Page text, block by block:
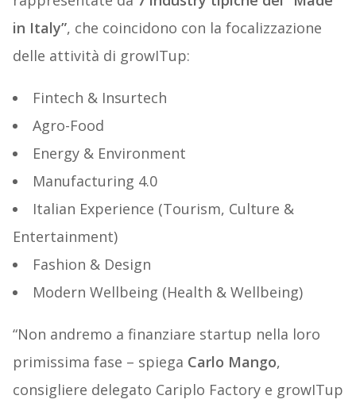
in Italy”, che coincidono con la focalizzazione
delle attività di growITup:
Fintech & Insurtech
Agro-Food
Energy & Environment
Manufacturing 4.0
Italian Experience (Tourism, Culture &
Entertainment)
Fashion & Design
Modern Wellbeing (Health & Wellbeing)
“Non andremo a finanziare startup nella loro
primissima fase – spiega Carlo Mango,
consigliere delegato Cariplo Factory e growITup